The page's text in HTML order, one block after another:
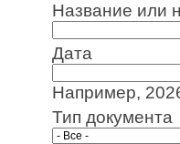
Название или
Дата
Например,
Тип документа